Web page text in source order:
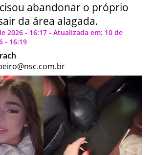
abandonar o próprio
da área alagada.
2026 - 16:17 - Atualizada em: 10 de
- 16:19